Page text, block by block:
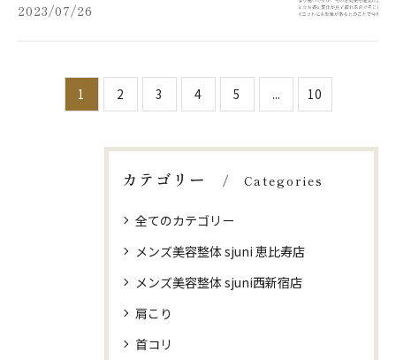
2023/07/26
1 2 3 4 5 ... 10
カテゴリー Categories
全てのカテゴリー
メンズ美容整体 sjuni 恵比寿店
メンズ美容整体 sjuni西新宿店
肩こり
首コリ